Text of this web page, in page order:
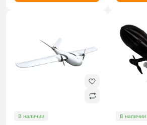
В наличии В наличии